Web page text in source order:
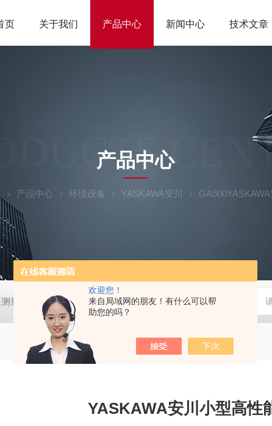
欢迎您！
来自局域网的朋友！有什么可以帮
助您的吗？
页 关于我们 产品中心 新闻中心 技术文章
产品中心
产品中心 环境设备 YASKAWA安川
量装置 MD-Win日本：KEM京都电子汞测量和控制软件
YASKAWA安川小型高性